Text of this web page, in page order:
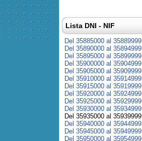
Lista DNI - NIF
Del 35885000 al 35889999
Del 35890000 al 35894999
Del 35895000 al 35899999
Del 35900000 al 35904999
Del 35905000 al 35909999
Del 35910000 al 35914999
Del 35915000 al 35919999
Del 35920000 al 35924999
Del 35925000 al 35929999
Del 35930000 al 35934999
Del 35935000 al 35939999
Del 35940000 al 35944999
Del 35945000 al 35949999
Del 35950000 al 35954999